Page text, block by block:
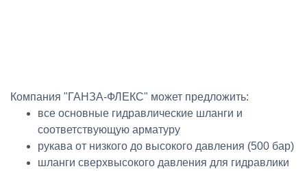
Компания "ГАНЗА-ФЛЕКС" может предложить:
все основные гидравлические шланги и
соответствующую арматуру
рукава от низкого до высокого давления (500 бар)
шланги сверхвысокого давления для гидравлики